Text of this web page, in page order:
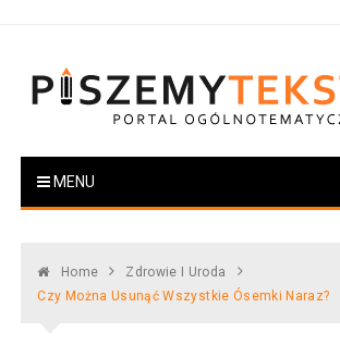
PiszemyTeksty.pl
Portal ogólnotematyczny
MENU
Home
Zdrowie I Uroda
Czy Można Usunąć Wszystkie Ósemki Naraz?